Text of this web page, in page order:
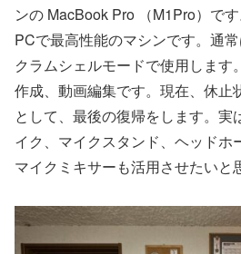
ンの MacBook Pro （M1Pro）で
PCで最高性能のマシンです。通
クラムシェルモードで使用します
作成、動画編集です。現在、休止
として、最後の復帰をします。実
イク、マイクスタンド、ヘッドホ
マイクミキサーも活用させたいと